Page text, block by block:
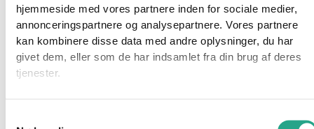
hjemmeside med vores partnere inden for sociale medier,
annonceringspartnere og analysepartnere. Vores partnere
kan kombinere disse data med andre oplysninger, du har
givet dem, eller som de har indsamlet fra din brug af deres
tjenester.
Denne søde PAW Patrol bamse på 20 cm har blød pels og et
udtryksfuldt ansigt, der bringer den elskede karakter til live. Tag
med Zuma på uendelige, PAWsome eventyr og oplev masser
af sjov og spænding!